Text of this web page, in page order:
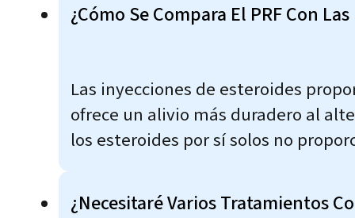
¿Cómo Se Compara El PRF Con
Las inyecciones de esteroides
ofrece un alivio más duradero al
los esteroides por sí solos no
¿Necesitaré Varios Tratamientos